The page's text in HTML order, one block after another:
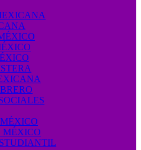
MÉXICO